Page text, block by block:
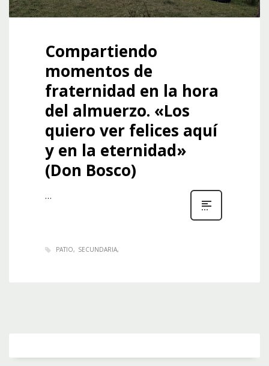
Compartiendo
momentos de
fraternidad en la hora
del almuerzo. «Los
quiero ver felices aquí
y en la eternidad»
(Don Bosco)
…
PATIO SECUNDARIA